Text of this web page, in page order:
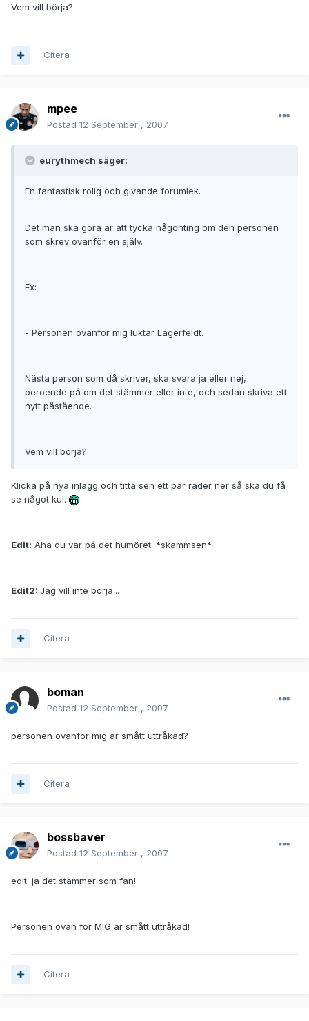
Vem vill börja?
Citera
mpee
Postad 12 September , 2007
eurythmech säger:
En fantastisk rolig och givande forumlek.
Det man ska göra är att tycka någonting om den personen
som skrev ovanför en själv.
Ex:
- Personen ovanför mig luktar Lagerfeldt.
Nästa person som då skriver, ska svara ja eller nej,
beroende på om det stämmer eller inte, och sedan skriva ett
nytt påstående.
Vem vill börja?
Klicka på nya inlägg och titta sen ett par rader ner så ska du få
se något kul.
Edit: Aha du var på det humöret. *skammsen*
Edit2: Jag vill inte börja...
Citera
boman
Postad 12 September , 2007
personen ovanför mig är smått uttråkad?
Citera
bossbaver
Postad 12 September , 2007
edit. ja det stämmer som fan!
Personen ovan för MIG är smått uttråkad!
Citera